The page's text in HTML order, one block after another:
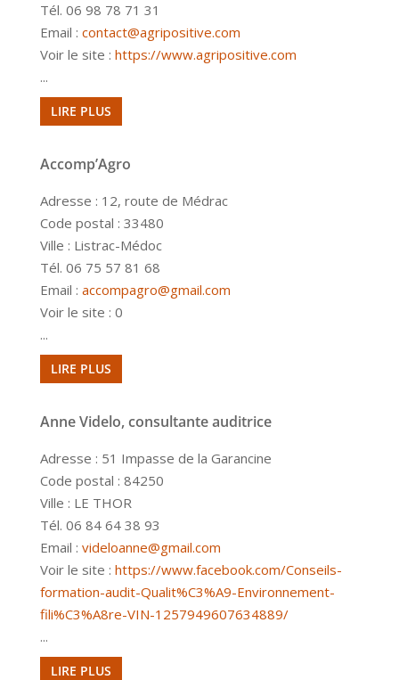
Tél. 06 98 78 71 31
Email : contact@agripositive.com
Voir le site : https://www.agripositive.com
...
LIRE PLUS
Accomp’Agro
Adresse : 12, route de Médrac
Code postal : 33480
Ville : Listrac-Médoc
Tél. 06 75 57 81 68
Email : accompagro@gmail.com
Voir le site : 0
...
LIRE PLUS
Anne Videlo, consultante auditrice
Adresse : 51 Impasse de la Garancine
Code postal : 84250
Ville : LE THOR
Tél. 06 84 64 38 93
Email : videloanne@gmail.com
Voir le site : https://www.facebook.com/Conseils-
formation-audit-Qualit%C3%A9-Environnement-
fili%C3%A8re-VIN-1257949607634889/
...
LIRE PLUS